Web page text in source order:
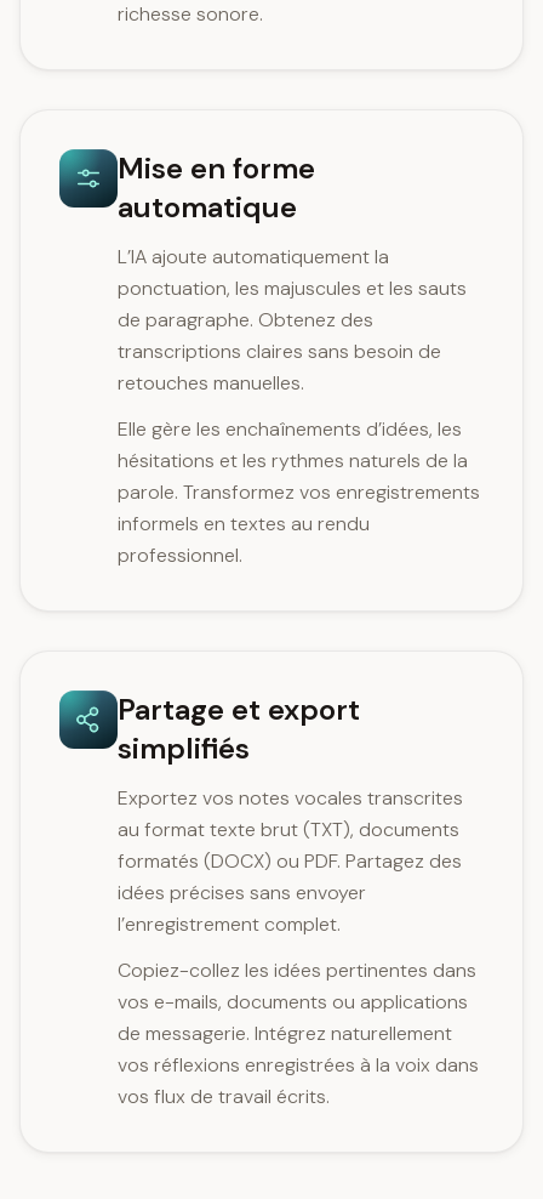
richesse sonore.
Mise en forme
automatique
L’IA ajoute automatiquement la
ponctuation, les majuscules et les sauts
de paragraphe. Obtenez des
transcriptions claires sans besoin de
retouches manuelles.
Elle gère les enchaînements d’idées, les
hésitations et les rythmes naturels de la
parole. Transformez vos enregistrements
informels en textes au rendu
professionnel.
Partage et export
simplifiés
Exportez vos notes vocales transcrites
au format texte brut (TXT), documents
formatés (DOCX) ou PDF. Partagez des
idées précises sans envoyer
l’enregistrement complet.
Copiez-collez les idées pertinentes dans
vos e-mails, documents ou applications
de messagerie. Intégrez naturellement
vos réflexions enregistrées à la voix dans
vos flux de travail écrits.